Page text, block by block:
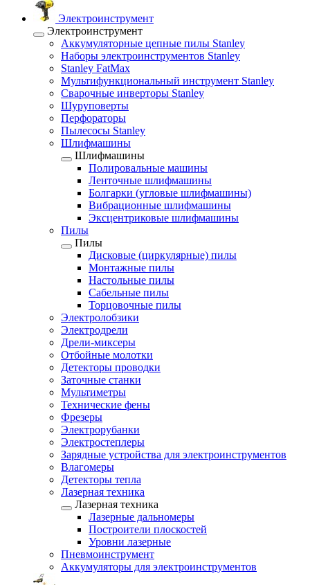
Электроинструмент
Электроинструмент
Аккумуляторные цепные пилы Stanley
Наборы электроинструментов Stanley
Stanley FatMax
Мультифункциональный инструмент Stanley
Сварочные инверторы Stanley
Шуруповерты
Перфораторы
Пылесосы Stanley
Шлифмашины
Шлифмашины
Полировальные машины
Ленточные шлифмашины
Болгарки (угловые шлифмашины)
Вибрационные шлифмашины
Эксцентриковые шлифмашины
Пилы
Пилы
Дисковые (циркулярные) пилы
Монтажные пилы
Настольные пилы
Сабельные пилы
Торцовочные пилы
Электролобзики
Электродрели
Дрели-миксеры
Отбойные молотки
Детекторы проводки
Заточные станки
Мультиметры
Технические фены
Фрезеры
Электрорубанки
Электростеплеры
Зарядные устройства для электроинструментов
Влагомеры
Детекторы тепла
Лазерная техника
Лазерная техника
Лазерные дальномеры
Построители плоскостей
Уровни лазерные
Пневмоинструмент
Аккумуляторы для электроинструментов